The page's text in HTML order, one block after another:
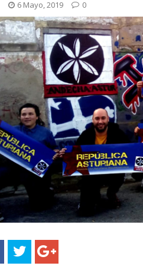
6 Mayo, 2019 0